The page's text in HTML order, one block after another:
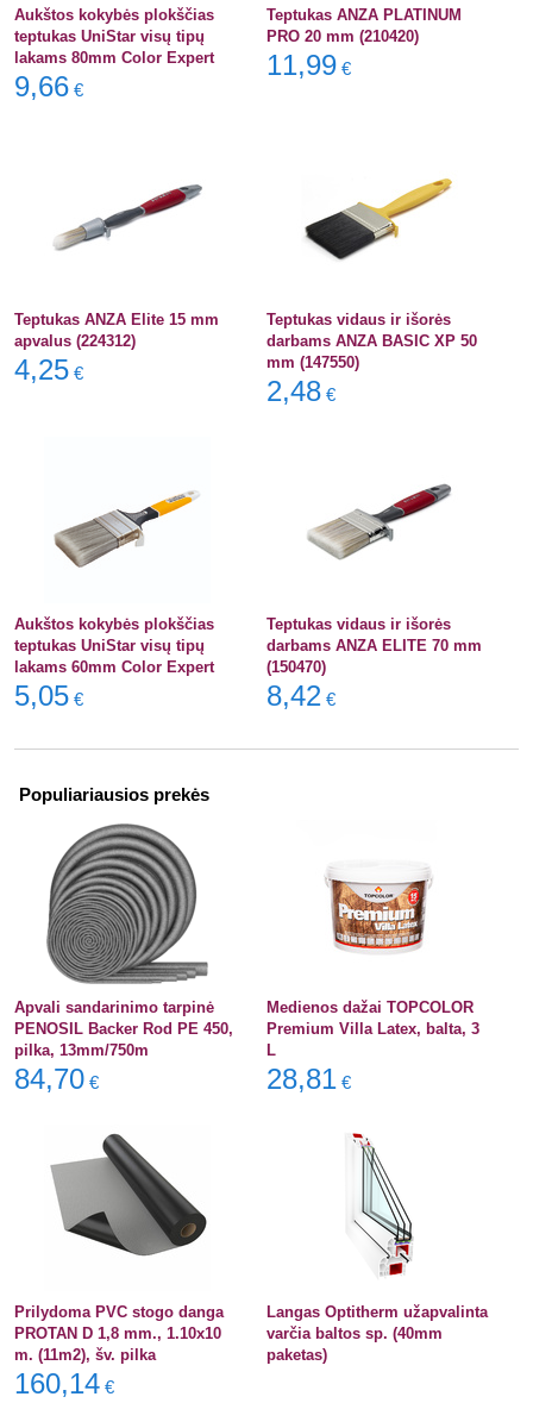
Aukštos kokybės plokščias
teptukas UniStar visų tipų
lakams 80mm Color Expert
9,66 €
Teptukas ANZA PLATINUM
PRO 20 mm (210420)
11,99 €
Teptukas ANZA Elite 15 mm
apvalus (224312)
4,25 €
Teptukas vidaus ir išorės
darbams ANZA BASIC XP 50
mm (147550)
2,48 €
Aukštos kokybės plokščias
teptukas UniStar visų tipų
lakams 60mm Color Expert
5,05 €
Teptukas vidaus ir išorės
darbams ANZA ELITE 70 mm
(150470)
8,42 €
Populiariausios prekės
Apvali sandarinimo tarpinė
PENOSIL Backer Rod PE 450,
pilka, 13mm/750m
84,70 €
Medienos dažai TOPCOLOR
Premium Villa Latex, balta, 3
L
28,81 €
Prilydoma PVC stogo danga
PROTAN D 1,8 mm., 1.10x10
m. (11m2), šv. pilka
160,14 €
Langas Optitherm užapvalinta
varčia baltos sp. (40mm
paketas)